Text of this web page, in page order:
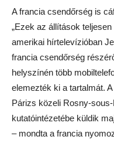
A francia csendőrség is
„Ezek az állítások
amerikai hírtelevízióban
francia csendőrség
helyszínén több
elemezték ki a tartalmát.
Párizs közeli Rosny-
kutatóintézetébe küldik
– mondta a francia